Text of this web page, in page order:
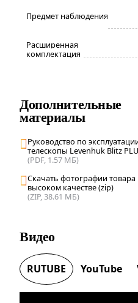
Предмет наблюдения
Расширенная
комплектация
Дополнительные
материалы
Руководство по
телескопы Levenhuk Blitz
(PDF, 1.57 МБ)
Скачать фотографии товара
высоком качестве (zip)
(ZIP, 38.61 МБ)
Видео
RUTUBE YouTube